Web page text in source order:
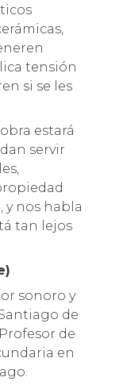
tensión
si se les
estará
servir
y nos habla
tan lejos
sonoro y
de
de
en